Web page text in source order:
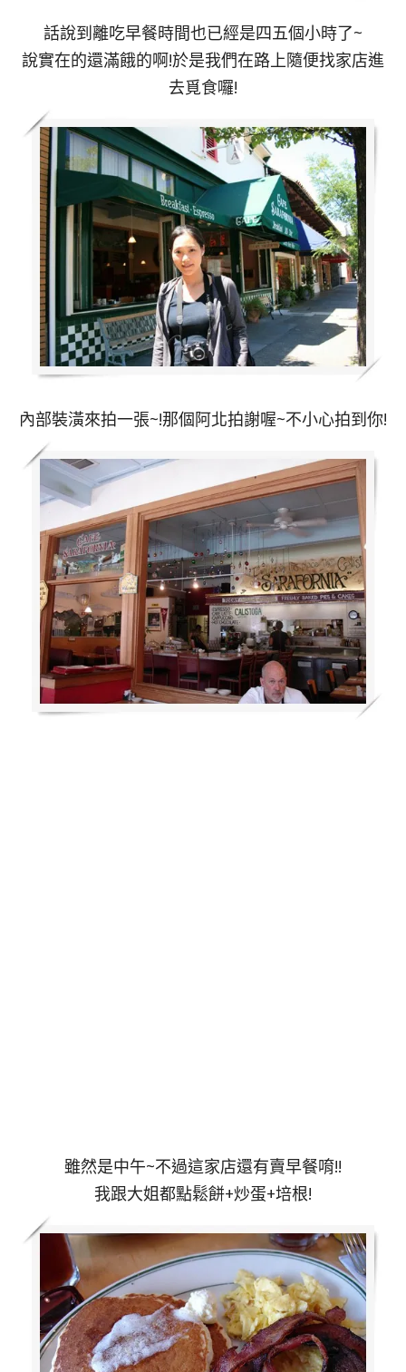
話說到離吃早餐時間也已經是四五個小時了~
說實在的還滿餓的啊!於是我們在路上隨便找家店進
去覓食囉!
內部裝潢來拍一張~!那個阿北拍謝喔~不小心拍到你!
雖然是中午~不過這家店還有賣早餐唷!!
我跟大姐都點鬆餅+炒蛋+培根!